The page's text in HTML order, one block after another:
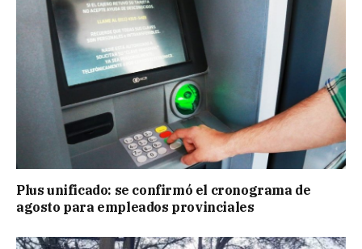
Plus unificado: se confirmó el cronograma de
agosto para empleados provinciales